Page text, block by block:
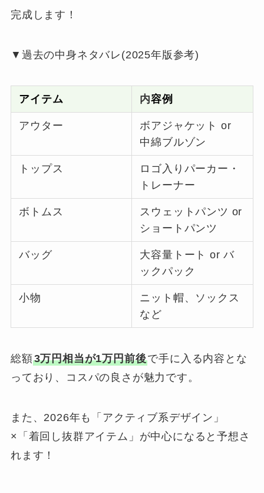
完成します！
▼過去の中身ネタバレ(2025年版参考)
アイテム 内容例
アウター
ボアジャケット or
中綿ブルゾン
トップス
ロゴ入りパーカー・
トレーナー
ボトムス
スウェットパンツ or
ショートパンツ
バッグ
大容量トート or バ
ックパック
小物
ニット帽、ソックス
など
総額3万円相当が1万円前後で手に入る内容とな
っており、コスパの良さが魅力です。
また、2026年も「アクティブ系デザイン」
×「着回し抜群アイテム」が中心になると予想さ
れます！